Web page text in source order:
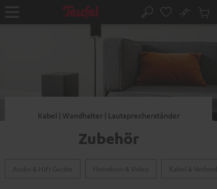
Startseite Suche
No
Kabel | Wandhalter | Lautsprecherständer
Zubehör